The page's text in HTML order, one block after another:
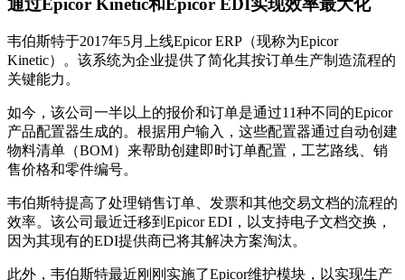
韦伯斯特于2017年5月上线Epicor ERP（现称为Epicor
Kinetic）。该系统为企业提供了简化其按订单生产制造流程的
关键能力。
如今，该公司一半以上的报价和订单是通过11种不同的Epicor
产品配置器生成的。根据用户输入，这些配置器通过自动创建
物料清单（BOM）来帮助创建即时订单配置，工艺路线、销
售价格和零件编号。
韦伯斯特提高了处理销售订单、发票和其他交易文档的流程的
效率。该公司最近迁移到Epicor EDI，以支持电子文档交换，
因为其现有的EDI提供商已将其解决方案淘汰。
此外，韦伯斯特最近刚刚实施了Epicor维护模块，以实现生产